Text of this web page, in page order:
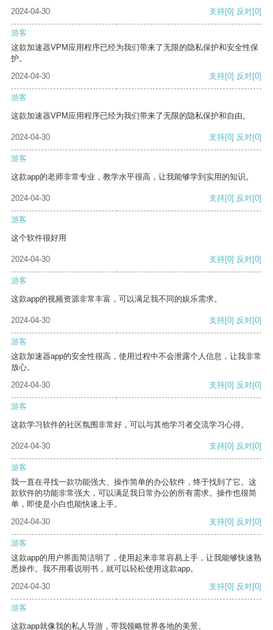
2024-04-30 支持[0] 反对[0]
游客
这款加速器VPM应用程序已经为我们带来了无限的隐私保护和安全性保
护。
2024-04-30
支持[0] 反对[0]
游客
这款加速器VPM应用程序已经为我们带来了无限的隐私保护和自由。
2024-04-30 支持[0] 反对[0]
游客
这款app的老师非常专业，教学水平很高，让我能够学到实用的知识。
2024-04-30 支持[0] 反对[0]
游客
这个软件很好用
2024-04-30 支持[0] 反对[0]
游客
这款app的视频资源非常丰富，可以满足我不同的娱乐需求。
2024-04-30 支持[0] 反对[0]
游客
这款加速器app的安全性很高，使用过程中不会泄露个人信息，让我非常
放心。
2024-04-30
支持[0] 反对[0]
游客
这款学习软件的社区氛围非常好，可以与其他学习者交流学习心得。
2024-04-30 支持[0] 反对[0]
游客
我一直在寻找一款功能强大、操作简单的办公软件，终于找到了它。这
款软件的功能非常强大，可以满足我日常办公的所有需求。操作也很简
单，即使是小白也能快速上手。
2024-04-30
支持[0] 反对[0]
游客
这款app的用户界面简洁明了，使用起来非常容易上手，让我能够快速熟
悉操作。我不用看说明书，就可以轻松使用这款app。
2024-04-30
支持[0] 反对[0]
游客
这款app就像我的私人导游，带我领略世界各地的美景。